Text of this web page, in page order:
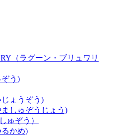
（ラグーン・ブリュワリ
う)
ょうぞう)
しゅぞうじょう)
ゅぞう）
かめ)